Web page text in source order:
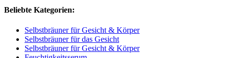
Beliebte Kategorien:
Selbstbräuner für Gesicht & Körper
Selbstbräuner für das Gesicht
Selbstbräuner für Gesicht & Körper